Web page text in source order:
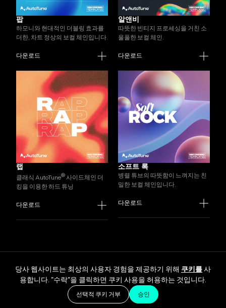
팝
하모니와 현대적인 더블링 효과를
더한, 차트 정상의 보컬 체인입니다.
다운로드
알앤비
따뜻한 빈티지 프로세싱을 거친 소
울풀한 보컬 체인.
다운로드
랩
클래식 AutoTune® 사이드체인 더
킹을 이용한 하드 튜닝
다운로드
소프트 록
병렬 튜브의 따뜻함이 느껴지는 친
밀한 보컬 체인입니다.
다운로드
당사 웹사이트는 최상의 사용자 경험을 제공하기 위해 쿠키를사
용합니다. "수락"을 클릭하면 쿠키 사용을 허용하는 것입니다.
선택적 쿠키 거부 승인